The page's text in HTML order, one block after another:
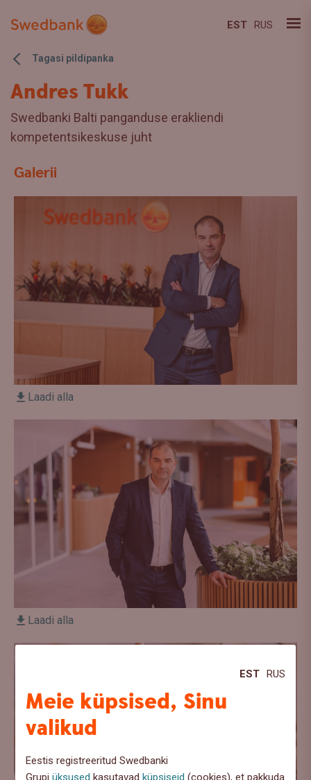
EST RUS
Meie küpsised, Sinu
valikud
Eestis registreeritud Swedbanki
Grupiüksused kasutavadküpsiseid (cookies), et pakkuda
EST RUS
Tagasi pildipanka
Andres Tukk
Swedbanki Balti panganduse erakliendi
kompetentsikeskuse juht
Galerii
Laadi alla
Laadi alla